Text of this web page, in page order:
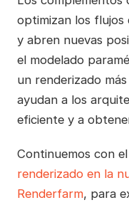
optimizan los flujos
y abren nuevas
el modelado
un renderizado
ayudan a los
eficiente y a
Continuemos con
renderizado en la
Renderfarm, para